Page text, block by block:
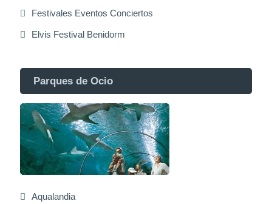
Festivales Eventos Conciertos
Elvis Festival Benidorm
Parques de Ocio
Aqualandia